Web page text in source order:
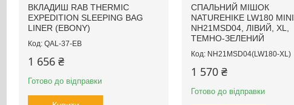
ВКЛАДИШ RAB THERMIC
EXPEDITION SLEEPING BAG
LINER (EBONY)
QAL-37-EB
1 656 ₴
Готово до відправки
СПАЛЬНИЙ МІШОК
NATUREHIKE LW180 MINI
NH21MSD04, ЛІВИЙ, XL,
ТЕМНО-ЗЕЛЕНИЙ
NH21MSD04(LW180-XL)
1 570 ₴
Готово до відправки